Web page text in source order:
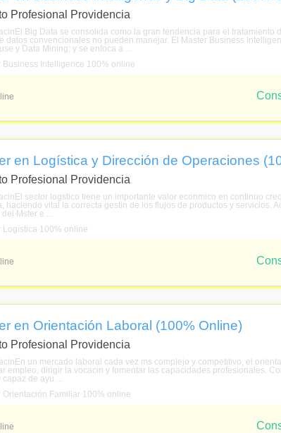
Profesional Providencia
Big Data se consolida como la gran tendencia para el
datos convencionales no pueden manejar. El Master Business
y Data Mining; y se enfoca a ...
Business Intelligence 100% online
en Logística y Dirección de Operaciones
Profesional Providencia
sector logstico tiene un importante valor econmico en continuo
haciendo vital la correcta gestin de los flujos de productos y servicios.
Mster e ...
Logística 100% online
en Orientación Laboral (100% Online)
Profesional Providencia
un mercado laboral cada vez ms complejo y competitivo, el
empleo, dirigir la vocacin y fomentar las capacidades profesionales.
capaz de ayu ...
Orientación Familiar 100% online